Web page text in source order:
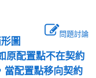
問題討論
圖
原配置點不在契約
配置點移向契約